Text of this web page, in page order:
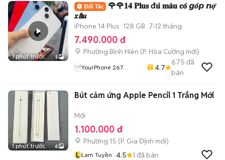
1 phút trước 5
🌹🌹𝟏𝟒 𝐏𝐥𝐮𝐬 đ𝐮̉ 𝐦𝐚̀𝐮 𝐜𝐨́ 𝙜𝒐́𝙥 𝙣𝒐̛̣
𝒙𝙖̂́𝒖
iPhone 14 Plus 128 GB 7-12 tháng
7.490.000 đ
Phường Bình Hiên (P. Hòa Cường mới)
YourPhone 267
4.7
675 đã
bán
1 phút trước 6
Bút cảm ứng Apple Pencil 1 Trắng Mới
Mới
1.100.000 đ
Phường 15 (P. Gia Định mới)
L Lam Tuyền 4.5 1 đã bán